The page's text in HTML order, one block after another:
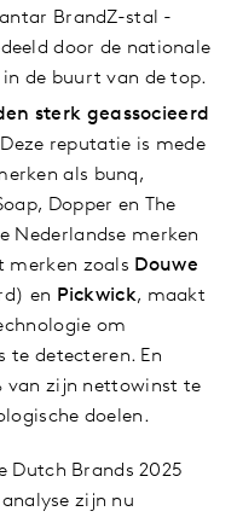
BrandZ-stal -
door de nationale
de buurt van de top.
sterk geassocieerd
reputatie is mede
als bunq,
Dopper en The
Nederlandse merken
merken zoals Douwe
en Pickwick, maakt
om
te detecteren. En
van zijn nettowinst te
doelen.
Dutch Brands 2025
zijn nu